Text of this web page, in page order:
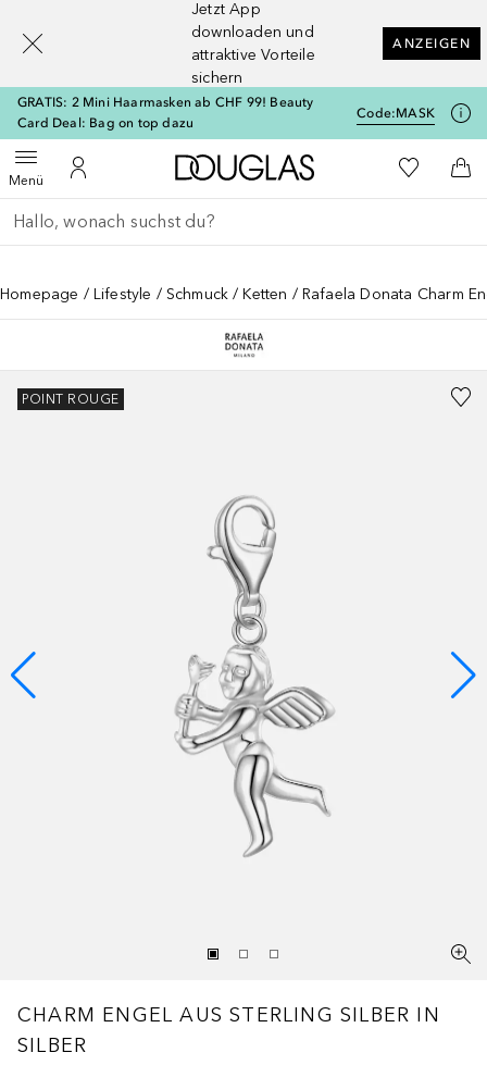
Jetzt App
downloaden und
attraktive Vorteile
sichern
ANZEIGEN
GRATIS: 2 Mini Haarmasken ab CHF 99! Beauty
Card Deal: Bag on top dazu
Code:MASK
MenüMenü öffnenZu Meinem Kundenkonto
Zur Douglas Startseite
Zu Meiner
Gehe zurück
Suche ausführen
Homepage Lifestyle Schmuck Ketten Rafaela Donata Charm
POINT ROUGE
CHARM ENGEL AUS STERLING SILBER IN
SILBER
[navigation.slideout.screenreader]